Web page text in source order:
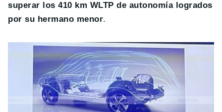
superar los 410 km WLTP de autonomía logrados
por su hermano menor.